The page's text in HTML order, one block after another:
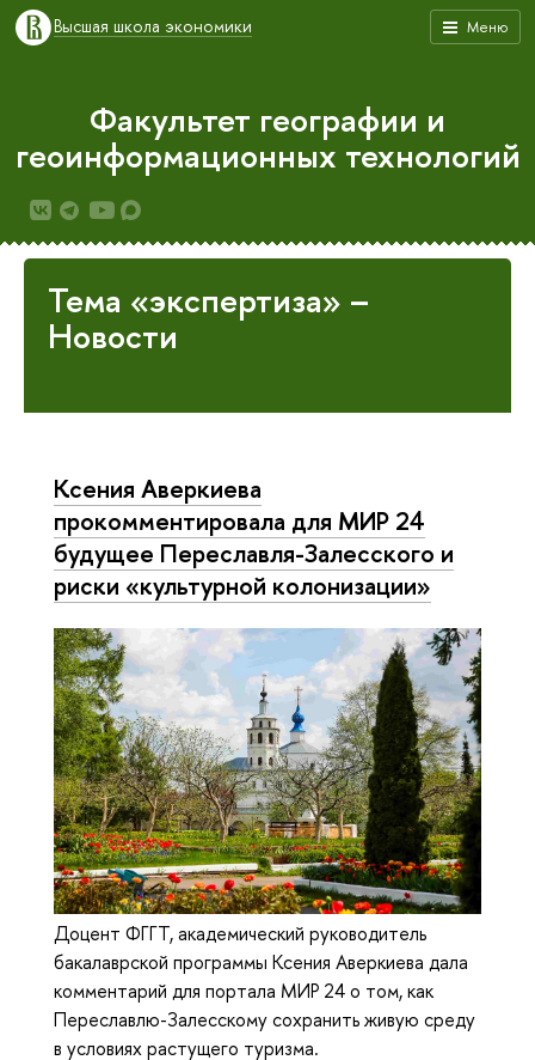
Меню
Высшая школа экономики
Факультет географии и
геоинформационных технологий
Тема «экспертиза» –
Новости
Ксения Аверкиева
прокомментировала для МИР 24
будущее Переславля-Залесского и
риски «культурной колонизации»
Доцент ФГГТ, академический руководитель
бакалаврской программы Ксения Аверкиева дала
комментарий для портала МИР 24 о том, как
Переславлю-Залесскому сохранить живую среду
в условиях растущего туризма.